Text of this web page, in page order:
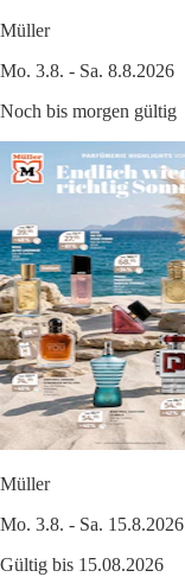
Müller
Mo. 3.8. - Sa. 8.8.2026
Noch bis morgen gültig
Müller
Mo. 3.8. - Sa. 15.8.2026
Gültig bis 15.08.2026